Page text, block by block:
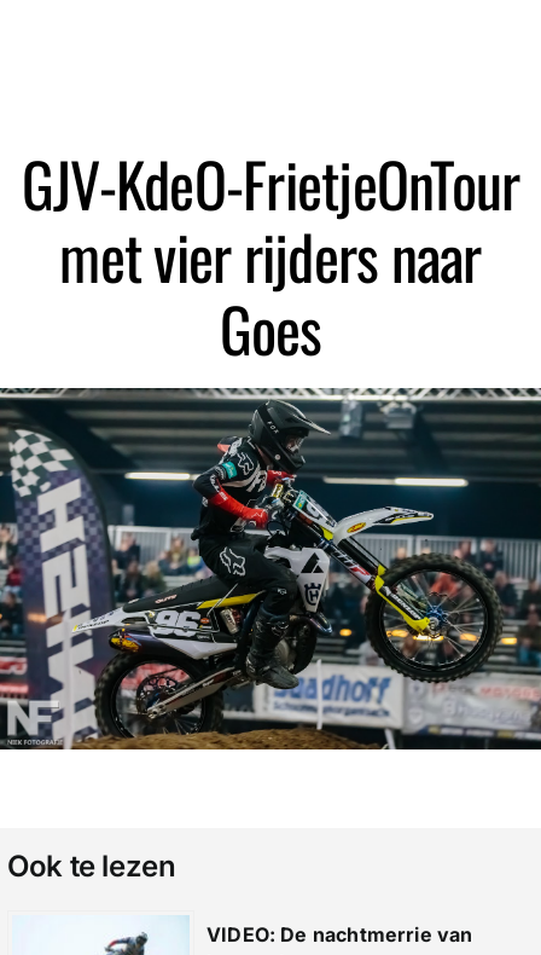
GJV-KdeO-FrietjeOnTour
met vier rijders naar
Goes
Ook te lezen
VIDEO: De nachtmerrie van